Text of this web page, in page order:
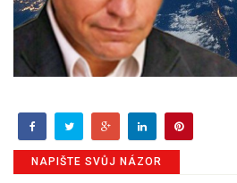
NAPIŠTE SVŮJ NÁZOR